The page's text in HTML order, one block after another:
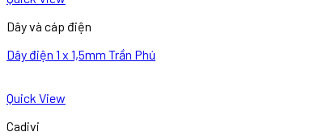
Dây và cáp điện
Dây điện 1 x 1,5mm Trần Phú
Quick View
Cadivi